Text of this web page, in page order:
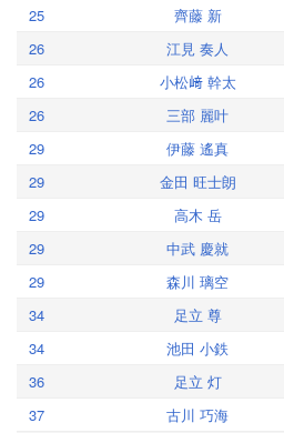
25 齊藤 新
26
江見 奏人
26
小松﨑 幹太
26
三部 麗叶
29
伊藤 遙真
29
金田 旺士朗
29
高木 岳
29
中武 慶就
29
森川 璃空
34
足立 尊
34
池田 小鉄
36
足立 灯
37
古川 巧海